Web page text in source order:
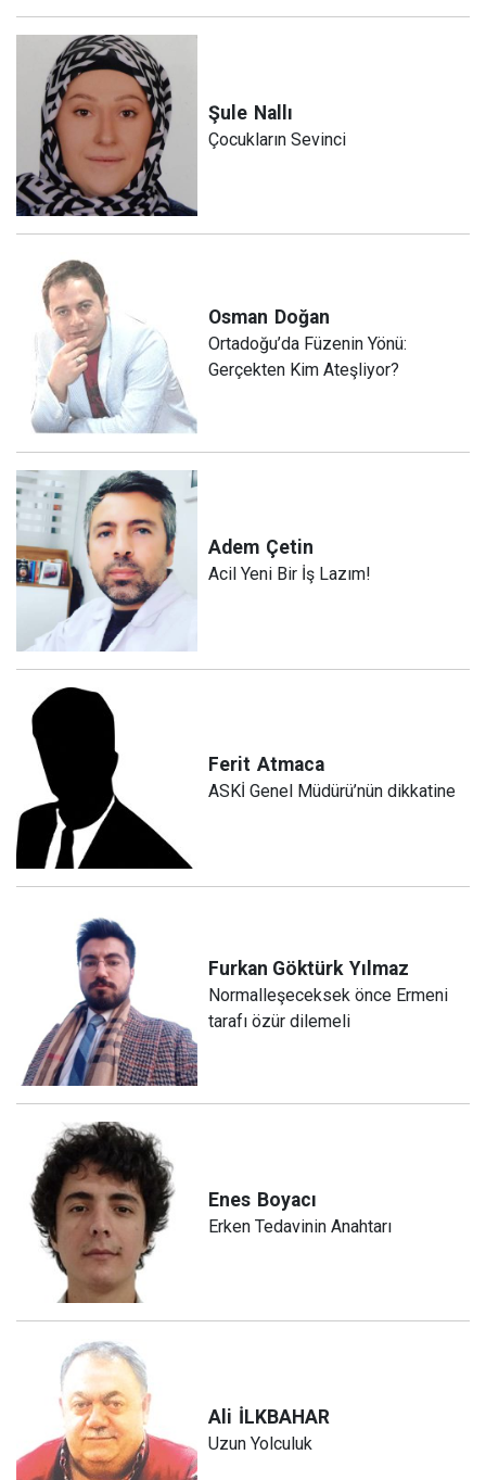
Şule Nallı
Çocukların Sevinci
Osman Doğan
Ortadoğu’da Füzenin Yönü:
Gerçekten Kim Ateşliyor?
Adem Çetin
Acil Yeni Bir İş Lazım!
Ferit Atmaca
ASKİ Genel Müdürü’nün dikkatine
Furkan Göktürk Yılmaz
Normalleşeceksek önce Ermeni
tarafı özür dilemeli
Enes Boyacı
Erken Tedavinin Anahtarı
Ali İLKBAHAR
Uzun Yolculuk